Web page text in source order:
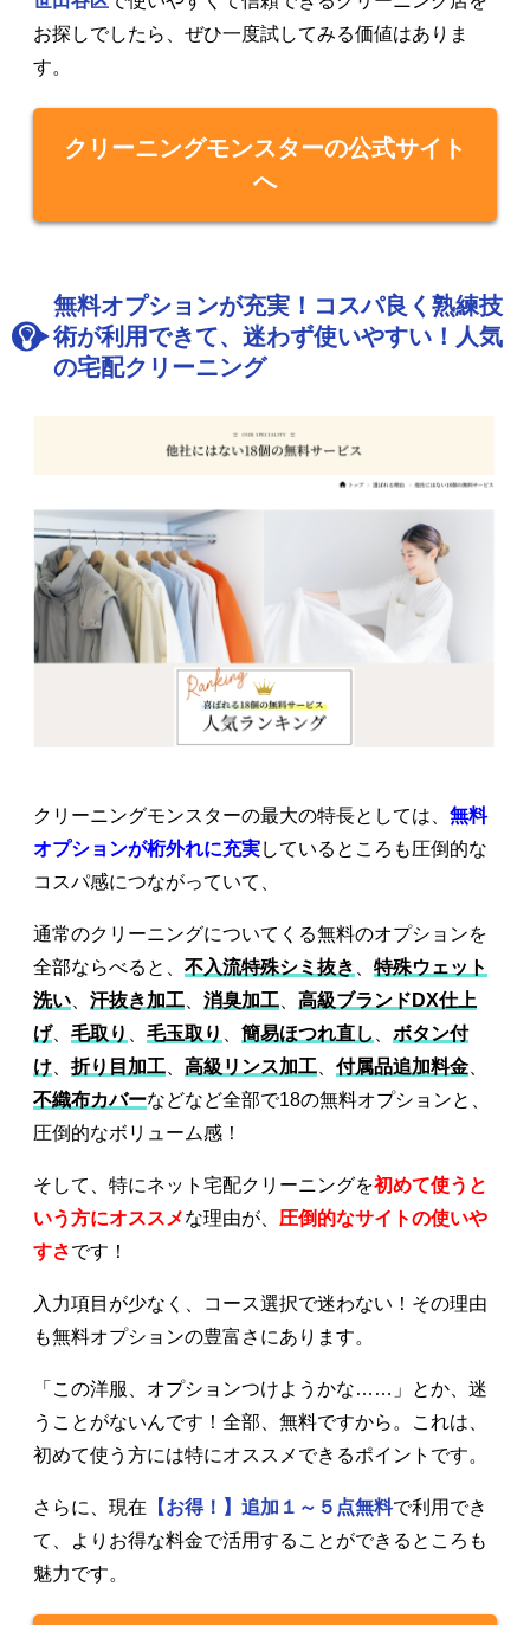
お探しでしたら、ぜひ一度試してみる価値はありま
す。
クリーニングモンスターの公式サイト
へ
無料オプションが充実！コスパ良く熟練技
術が利用できて、迷わず使いやすい！人気
の宅配クリーニング
クリーニングモンスターの最大の特長としては、 無料
オプションが桁外れに充実しているところも圧倒的な
コスパ感につながっていて、
通常のクリーニングについてくる無料のオプションを
全部ならべると、 不入流特殊シミ抜き
特殊ウェット
洗い
汗抜き加工 消臭加工
高級ブランドDX仕上
げ、 毛取り 毛玉取り 簡易ほつれ直し
ボタン付
け
折り目加工 高級リンス加工 付属品追加料金
不織布カバーなどなど全部で18の無料オプションと、
圧倒的なボリューム感！
そして、特にネット宅配クリーニングを初めて使うと
いう方にオススメな理由が、 圧倒的なサイトの使いや
すさです！
入力項目が少なく、コース選択で迷わない！その理由
も無料オプションの豊富さにあります。
「この洋服、オプションつけようかな……」とか、迷
うことがないんです！全部、無料ですから。これは、
初めて使う方には特にオススメできるポイントです。
さらに、現在 【お得！】追加１～５点無料で利用でき
て、よりお得な料金で活用することができるところも
魅力です。